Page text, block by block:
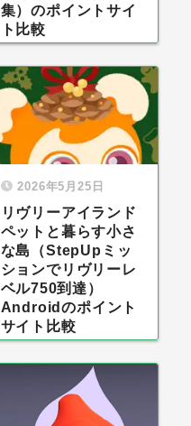
集）のポイントサイ
ト比較
2026年5月25日
リヴリーアイランド
ペットと暮らす小さ
な島（StepUpミッ
ションでリヴリーレ
ベル750到達）
Androidのポイント
サイト比較